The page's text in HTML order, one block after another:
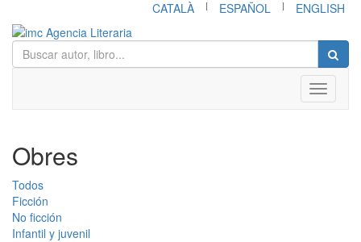
CATALÀ | ESPAÑOL | ENGLISH
Toggle
Obres
Todos
Ficción
No ficción
Infantil y juvenil